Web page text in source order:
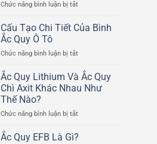
Của
Ắc
Axit
Chức năng bình luận bị tắt
Quy
Tô
Scrambler
800cc
Cấu Tạo Chi Tiết Của Bình
Ắc Quy Ô Tô
Chức năng bình luận bị tắt
Tạo
Chi
Tiết
Bình
Quy
Ắc Quy Lithium Và Ắc Quy
Chì Axit Khác Nhau Như
Thế Nào?
Chức năng bình luận bị tắt
Quy
Ắc Quy EFB Là Gì?